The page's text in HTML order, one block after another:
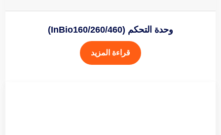
وحدة التحكم (InBio160/260/460)
قراءة المزيد